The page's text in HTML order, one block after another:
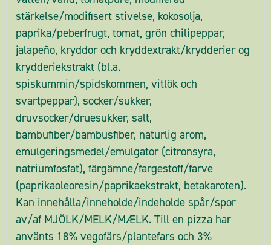
stärkelse/modifisert stivelse, kokosolja,
paprika/peberfrugt, tomat, grön chilipeppar,
jalapeño, kryddor och kryddextrakt/krydderier og
krydderiekstrakt (bl.a.
spiskummin/spidskommen, vitlök och
svartpeppar), socker/sukker,
druvsocker/druesukker, salt,
bambufiber/bambusfiber, naturlig arom,
emulgeringsmedel/emulgator (citronsyra,
natriumfosfat), färgämne/fargestoff/farve
(paprikaoleoresin/paprikaekstrakt, betakaroten).
Kan innehålla/inneholde/indeholde spår/spor
av/af MJÖLK/MELK/MÆLK. Till en pizza har
använts 18% vegofärs/plantefars och 3%